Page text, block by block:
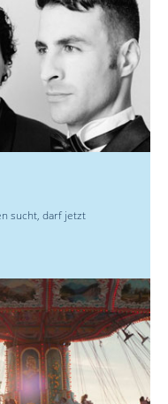
sucht, darf jetzt